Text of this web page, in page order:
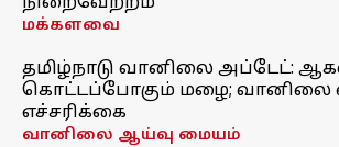
மக்களவை
தமிழ்நாடு வானிலை அப்டேட்:
கொட்டப்போகும் மழை;
எச்சரிக்கை
வானிலை ஆய்வு மையம்